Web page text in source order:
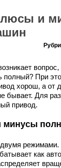
и
полный? При
хорош, а от
бывает. Для
привод.
как